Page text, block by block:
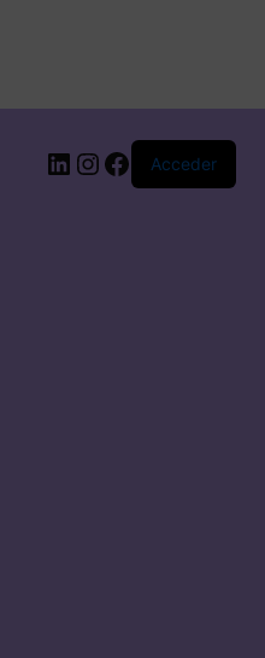
LinkedIn
Instagram
Facebook
Acceder